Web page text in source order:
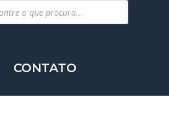
CONTATO